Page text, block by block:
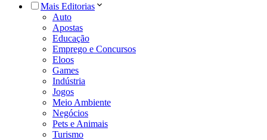
Mais Editorias
Auto
Apostas
Educação
Emprego e Concursos
Eloos
Games
Indústria
Jogos
Meio Ambiente
Negócios
Pets e Animais
Turismo